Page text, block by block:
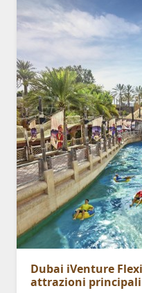
Dubai iVenture
attrazioni principali